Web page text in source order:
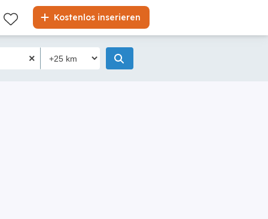
Kostenlos inserieren
Liste